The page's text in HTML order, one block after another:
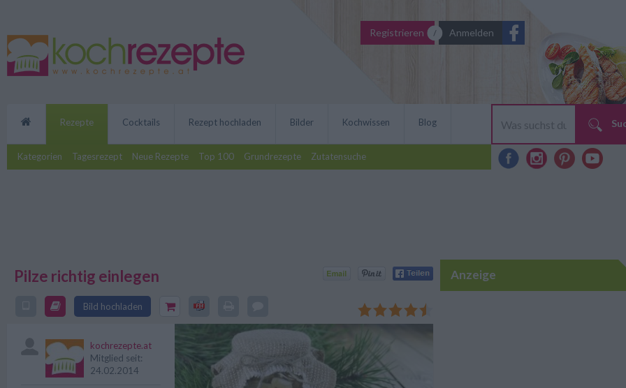
Registrieren Anmelden
Rezepte
Kategorien Tagesrezept Neue Rezepte Top 100 Grundrezepte Zutatensuche
Cocktails Rezept hochladen Bilder Kochwissen Blog
Pilze richtig einlegen
Bild hochladen
Werden sie auf diese Weise konserviert, halten sie
wesentlich länger.
kochrezepte.at
Mitglied seit:
24.02.2014
Anzeige